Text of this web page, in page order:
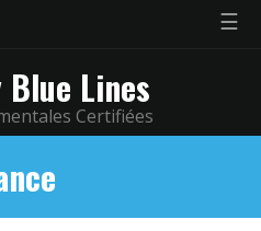
☰
Lines
Certifiées